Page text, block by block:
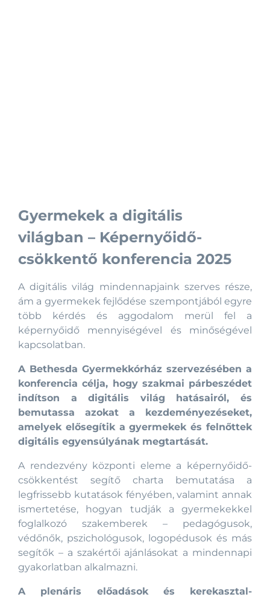
Gyermekek a digitális
világban – Képernyőidő-
csökkentő konferencia 2025
A digitális világ mindennapjaink szerves része,
ám a gyermekek fejlődése szempontjából egyre
több kérdés és aggodalom merül fel a
képernyőidő mennyiségével és minőségével
kapcsolatban.
A Bethesda Gyermekkórház szervezésében a
konferencia célja, hogy szakmai párbeszédet
indítson a digitális világ hatásairól, és
bemutassa azokat a kezdeményezéseket,
amelyek elősegítik a gyermekek és felnőttek
digitális egyensúlyának megtartását.
A rendezvény központi eleme a képernyőidő-
csökkentést segítő charta bemutatása a
legfrissebb kutatások fényében, valamint annak
ismertetése, hogyan tudják a gyermekekkel
foglalkozó szakemberek – pedagógusok,
védőnők, pszichológusok, logopédusok és más
segítők – a szakértői ajánlásokat a mindennapi
gyakorlatban alkalmazni.
A plenáris előadások és kerekasztal-